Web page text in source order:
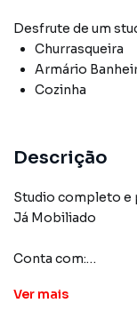
Desfrute de um
Churrasqueira
Armário
Cozinha
Descrição
Studio completo e
Já Mobiliado
Conta com:
Ármarios
Ver mais